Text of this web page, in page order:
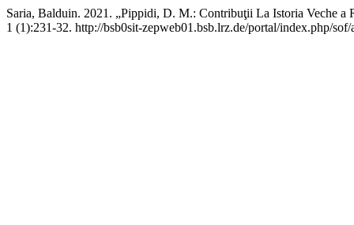
Saria, Balduin. 2021. „Pippidi, D. M.: Contribuţii La Istoria Veche
1 (1):231-32. http://bsb0sit-zepweb01.bsb.lrz.de/portal/index.php/